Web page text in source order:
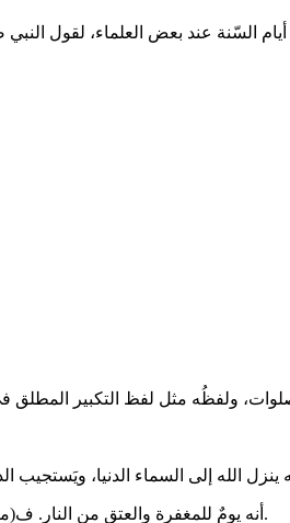
- أنه يومٌ للمغفرة والعتقِ من النار. ف(ما مِن يَومٍ أَكْثَر مِن أَنْ يُعْتِقَ اللَّهُ فيه عَبْدًا مِنَ النَّارِ، مِن يَومِ عَرَفَةَ، وإنَّه لَيَدْنُو، ثُمَّ يُبَاهِي بهِمِ المَلَائِكَةَ، فيَقولُ: ما أَرَادَ هَؤُلَاءِ؟).